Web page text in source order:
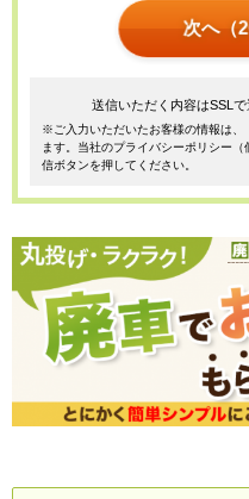
次へ（
送信いただく内容はSSL
※ご入力いただいたお客様の情報は、
ます。当社のプライバシーポリシー
信ボタンを押してください。